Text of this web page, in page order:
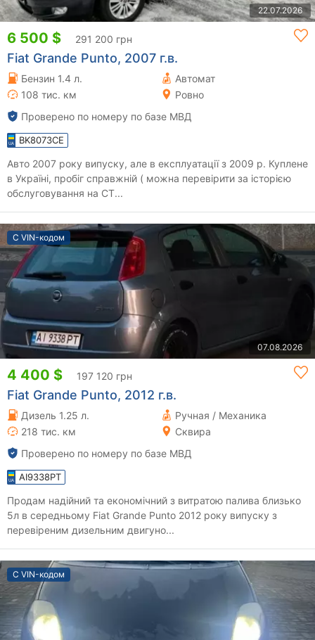
22.07.2026
6 500 $ 291 200 грн
Fiat Grande Punto, 2007 г.в.
Бензин 1.4 л.
Автомат
108 тис. км
Ровно
Проверено по номеру по базе МВД
BK8073CE
Авто 2007 року випуску, але в експлуатації з 2009 р. Куплене
в Україні, пробіг справжній ( можна перевірити за історією
обслуговування на СТ...
С VIN-кодом
07.08.2026
4 400 $ 197 120 грн
Fiat Grande Punto, 2012 г.в.
Дизель 1.25 л.
Ручная / Механика
218 тис. км
Сквира
Проверено по номеру по базе МВД
AI9338PT
Продам надійний та економічний з витратою палива близько
5л в середньому Fiat Grande Punto 2012 року випуску з
перевіреним дизельним двигуно...
С VIN-кодом